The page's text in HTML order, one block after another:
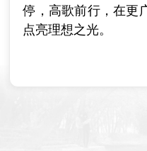
停，高歌前行，在更
点亮理想之光。